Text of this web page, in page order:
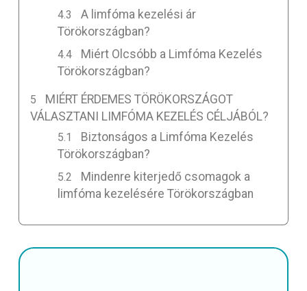
A limfóma kezelési ár
Törökországban?
Miért Olcsóbb a Limfóma Kezelés
Törökországban?
MIÉRT ÉRDEMES TÖRÖKORSZÁGOT
VÁLASZTANI LIMFÓMA KEZELÉS CÉLJÁBÓL?
Biztonságos a Limfóma Kezelés
Törökországban?
Mindenre kiterjedő csomagok a
limfóma kezelésére Törökországban